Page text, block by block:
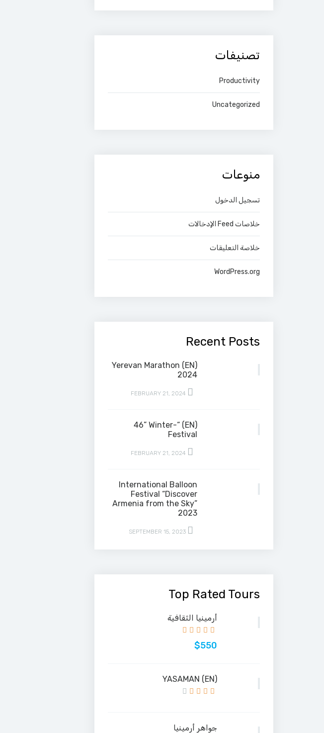
تصنيفات
Productivity
Uncategorized
منوعات
تسجيل الدخول
خلاصات Feed الإدخالات
خلاصة التعليقات
WordPress.org
Recent Posts
(EN) Yerevan Marathon
2024
FEBRUARY 21, 2024
(EN) “-46” Winter
Festival
FEBRUARY 21, 2024
International Balloon
Festival “Discover
Armenia from the Sky”
2023
SEPTEMBER 15, 2023
Top Rated Tours
أرمينيا الثقافية
$550
(EN) YASAMAN
جواهر أرمينيا